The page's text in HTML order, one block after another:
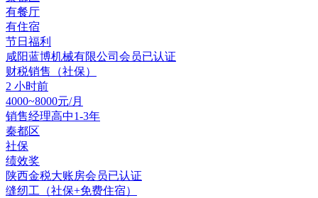
有餐厅
有住宿
节日福利
咸阳蓝博机械有限公司 会员已认证
财税销售（社保）
2 小时前
4000~8000元/月
销售经理高中1-3年
秦都区
社保
绩效奖
陕西金税大账房会员已认证
缝纫工（社保+免费住宿）